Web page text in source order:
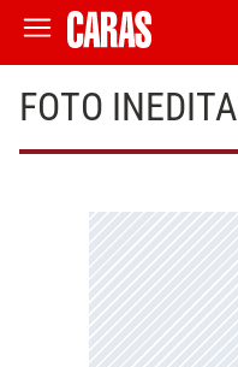
FOTO INEDITA